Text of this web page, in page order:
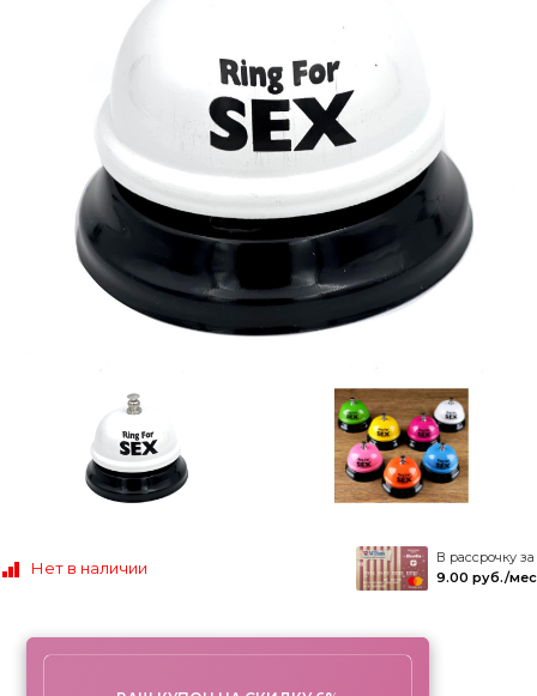
Нет в наличии
В рассрочку за
9.00 руб./мес